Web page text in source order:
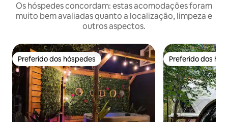
Os hóspedes concordam: estas acomodações foram
muito bem avaliadas quanto a localização, limpeza e
outros aspectos.
Preferido dos hóspedes
Preferido dos hóspedes Preferido dos
Preferido dos